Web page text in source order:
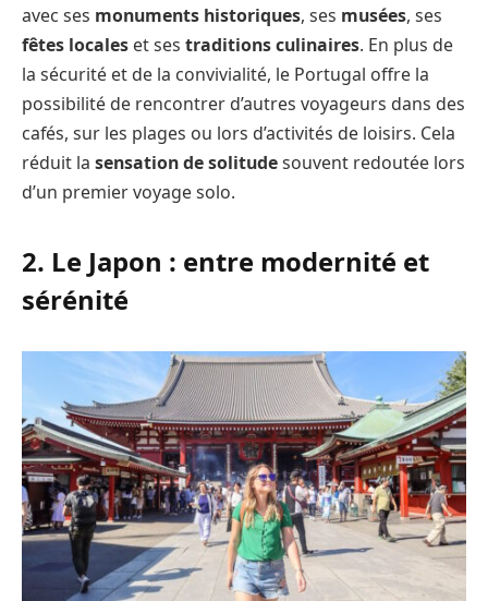
avec ses monuments historiques, ses musées, ses
fêtes locales et ses traditions culinaires. En plus de
la sécurité et de la convivialité, le Portugal offre la
possibilité de rencontrer d’autres voyageurs dans des
cafés, sur les plages ou lors d’activités de loisirs. Cela
réduit la sensation de solitudesouvent redoutée lors
d’un premier voyage solo.
2. Le Japon : entre modernité et
sérénité